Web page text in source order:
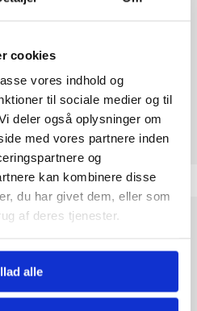
cookies
vores indhold og
til sociale medier og til
deler også oplysninger om
med vores partnere inden
og
kan kombinere disse
du har givet dem, eller som
af deres tjenester.
alle
17049071
frem med hver bid. Denne 180
af farverige og velsmagende
smag.